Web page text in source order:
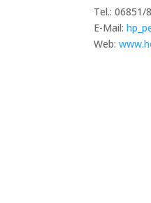
Tel.: 06851/
E-Mail:
Web: